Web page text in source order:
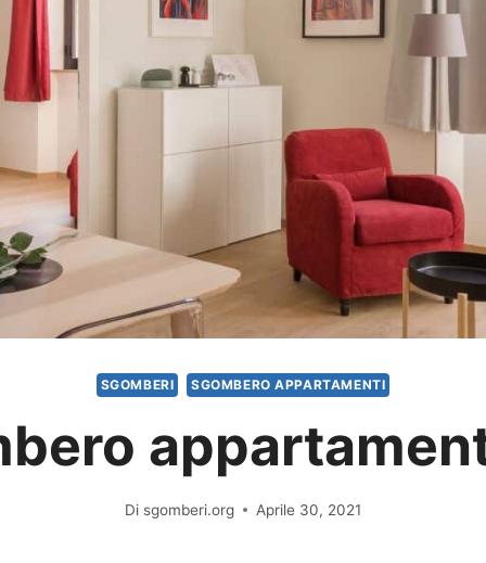
SGOMBERI SGOMBERO APPARTAMENTI
Di sgomberi.org Aprile 30, 2021